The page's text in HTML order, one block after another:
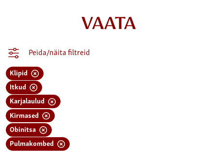
VAATA
Peida/näita filtreid
Klipid
Itkud
Karjalaulud
Kirmased
Obinitsa
Pulmakombed